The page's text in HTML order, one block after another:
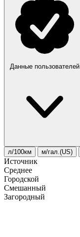
Данные пользователей
л/100км м/гал.(US)
Источник
Среднее
Городской
Смешанный
Загородный